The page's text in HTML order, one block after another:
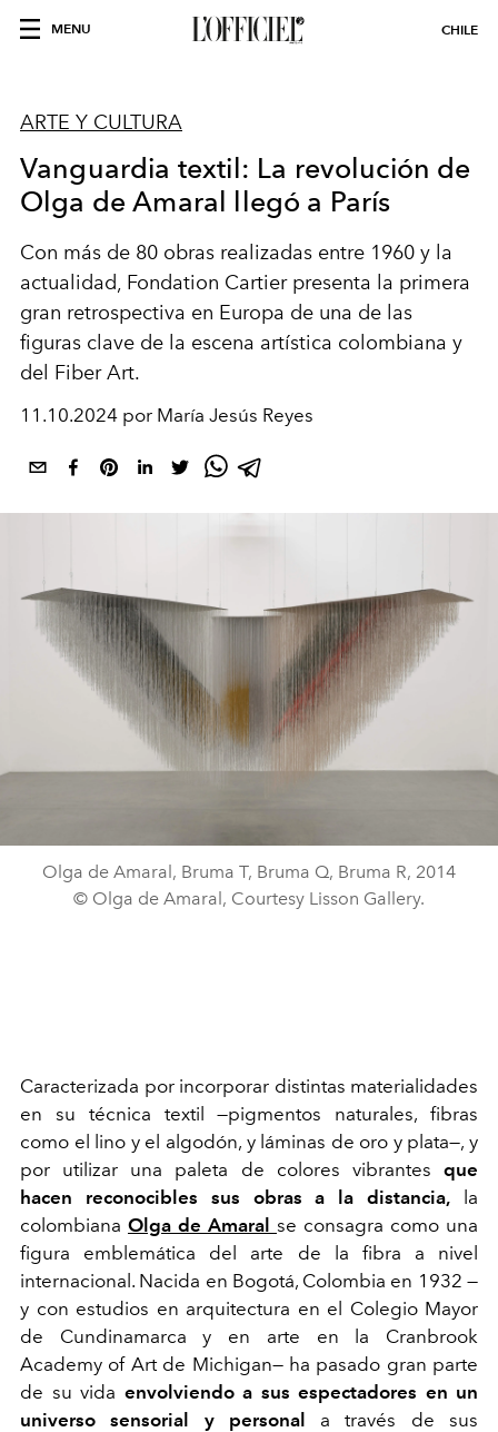
MENU CHILE
ARTE Y CULTURA
Vanguardia textil: La revolución de
Olga de Amaral llegó a París
Con más de 80 obras realizadas entre 1960 y la
actualidad, Fondation Cartier presenta la primera
gran retrospectiva en Europa de una de las
figuras clave de la escena artística colombiana y
del Fiber Art.
11.10.2024 por María Jesús Reyes
Olga de Amaral, Bruma T, Bruma Q, Bruma R, 2014
© Olga de Amaral, Courtesy Lisson Gallery.
Caracterizada por incorporar distintas materialidades
en su técnica textil —pigmentos naturales, fibras
como el lino y el algodón, y láminas de oro y plata—, y
por utilizar una paleta de colores vibrantes que
hacen reconocibles sus obras a la distancia, la
colombiana Olga de Amaral se consagra como una
figura emblemática del arte de la fibra a nivel
internacional. Nacida en Bogotá, Colombia en 1932 —
y con estudios en arquitectura en el Colegio Mayor
de Cundinamarca y en arte en la Cranbrook
Academy of Art de Michigan— ha pasado gran parte
de su vida envolviendo a sus espectadores en un
universo sensorial y personal a través de sus